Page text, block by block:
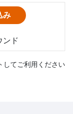
ンド
してご利用ください